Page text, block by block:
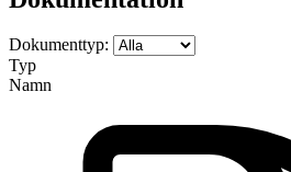
Dokumenttyp:
Typ
Namn